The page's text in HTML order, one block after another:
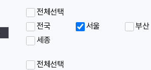
뉴
표
전체선택
전국
서울 부산
세종
전체선택